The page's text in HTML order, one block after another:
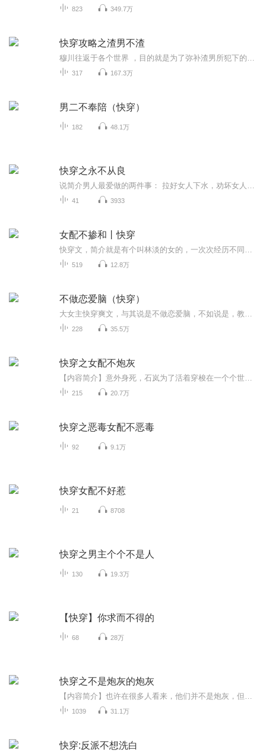
823 349.7万
快穿攻略之渣男不渣
317 167.3万
男二不奉陪（快穿）
182 48.1万
快穿之永不从良
41 3933
女配不掺和丨快穿
519 12.8万
不做恋爱脑（快穿）
228 35.5万
快穿之女配不炮灰
215 20.7万
快穿之恶毒女配不恶毒
92 9.1万
快穿女配不好惹
21 8708
快穿之男主个个不是人
130 19.3万
【快穿】你求而不得的
68 28万
快穿之不是炮灰的炮灰
1039 31.1万
快穿:反派不想洗白